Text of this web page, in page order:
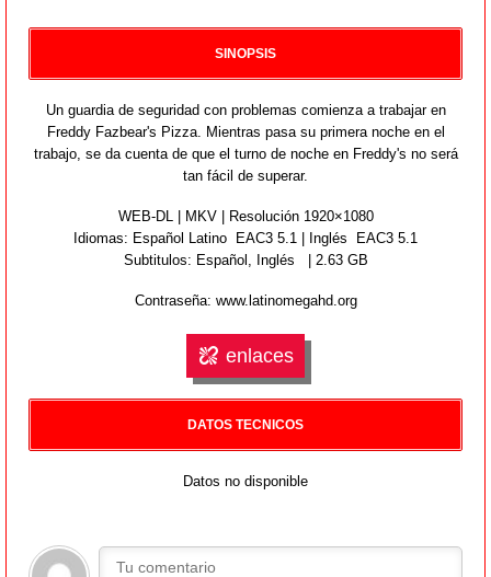
SINOPSIS
Un guardia de seguridad con problemas comienza a trabajar en
Freddy Fazbear's Pizza. Mientras pasa su primera noche en el
trabajo, se da cuenta de que el turno de noche en Freddy's no será
tan fácil de superar.
WEB-DL | MKV | Resolución 1920×1080
Idiomas: Español Latino EAC3 5.1 | Inglés EAC3 5.1
Subtitulos: Español,
Inglés | 2.63 GB
Contraseña: www.latinomegahd.org
enlaces
DATOS TECNICOS
Datos no disponible